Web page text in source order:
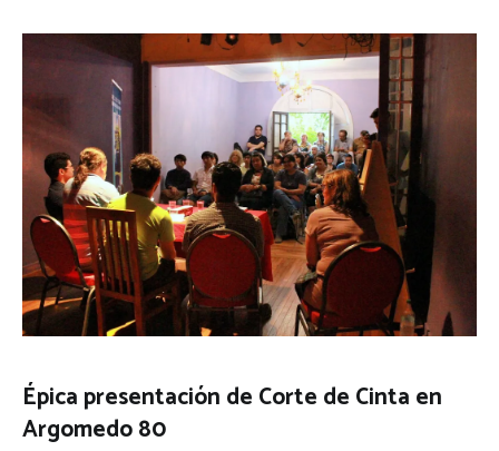
Épica presentación de Corte de Cinta en
Argomedo 80